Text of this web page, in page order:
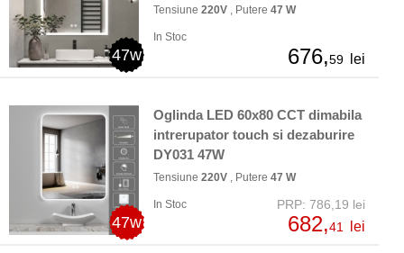
47w
Tensiune 220V , Putere 47 W
In Stoc
676,59 lei
47w
Oglinda LED 60x80 CCT dimabila
intrerupator touch si dezaburire
DY031 47W
Tensiune 220V , Putere 47 W
In Stoc PRP: 786,19 lei
682,41 lei